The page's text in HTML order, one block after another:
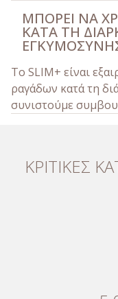
ΜΠΟΡΕΊ ΝΑ
ΚΑΤΆ ΤΗ
Το SLIM+ είναι
ραγάδων κατά τη
συνιστούμε
ΚΡΙΤΙΚΕΣ